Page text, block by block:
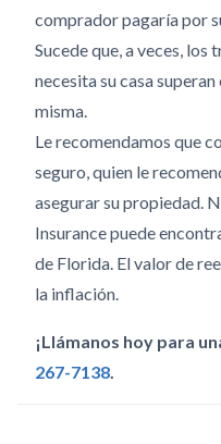
comprador pagaría por
Sucede que, a veces,
necesita su casa
misma.
Le recomendamos que
seguro, quien le
asegurar su propiedad.
Insurance puede
de Florida. El valor de
la inflación.
¡Llámanos hoy para
267-7138.